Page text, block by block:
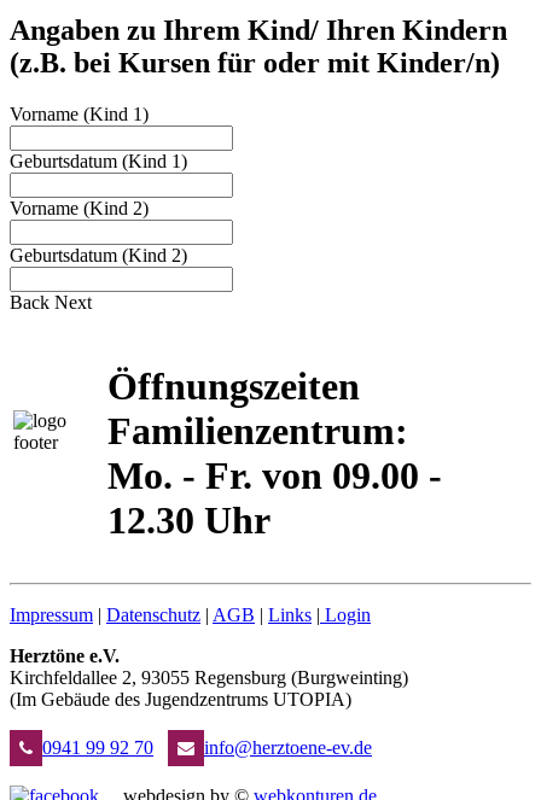
Angaben zu Ihrem Kind/ Ihren Kindern
(z.B. bei Kursen für oder mit Kinder/n)
Vorname (Kind 1)
Geburtsdatum (Kind 1)
Vorname (Kind 2)
Geburtsdatum (Kind 2)
Back Next
Öffnungszeiten
Familienzentrum:
Mo. - Fr. von 09.00 -
12.30 Uhr
Impressum | Datenschutz | AGB | Links | Login
Herztöne e.V.
Kirchfeldallee 2, 93055 Regensburg (Burgweinting)
(Im Gebäude des Jugendzentrums UTOPIA)
0941 99 92 70 info@herztoene-ev.de
webdesign by © webkonturen.de